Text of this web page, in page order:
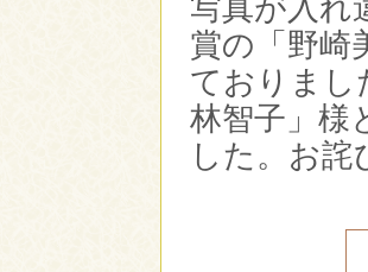
写真が入れ
賞の「野崎
ておりまし
林智子」様
した。お